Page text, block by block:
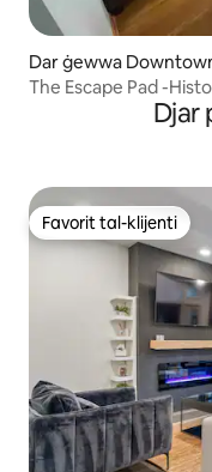
Dar ġewwa
The Escape Pad -
Djar
Favorit tal-klijenti
Favorit tal-klijenti